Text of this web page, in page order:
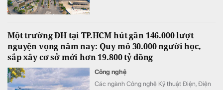
Một trường ĐH tại TP.HCM hút gần 146.000 lượt
nguyện vọng năm nay: Quy mô 30.000 người học,
sắp xây cơ sở mới hơn 19.800 tỷ đồng
Công nghệ
Các ngành Công nghệ Kỹ thuật Điện, Điện